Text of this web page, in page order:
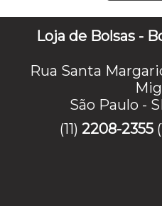
Loja de Bolsas -
Rua Santa
São Paulo -
(11) 2208-2355